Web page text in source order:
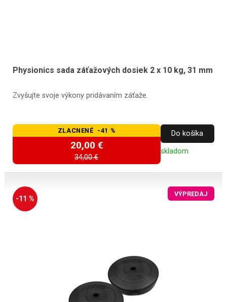
Physionics sada záťažových dosiek 2 x 10 kg, 31 mm
Zvyšujte svoje výkony pridávaním záťaže.
ZLACNENÉ -41 %
20,00 €
34,00 €
Do košíka
skladom
-11 %
VÝPREDAJ